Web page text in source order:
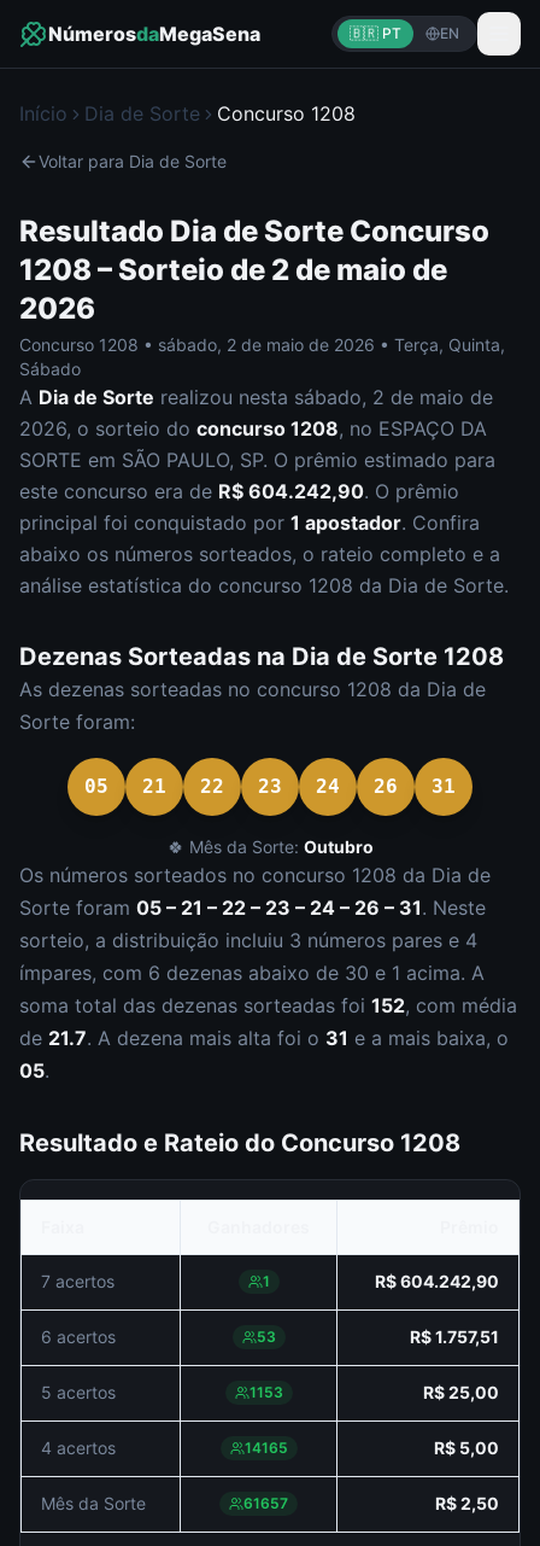
NúmerosdaMegaSena 🇧🇷 PT EN
Início Dia de Sorte Concurso 1208
Voltar para Dia de Sorte
Resultado Dia de Sorte Concurso
1208– Sorteio de 2 de maio de
2026
Concurso 1208 • sábado, 2 de maio de 2026 • Terça, Quinta,
Sábado
A Dia de Sorte realizou nesta sábado, 2 de maio de
2026, o sorteio do concurso 1208, no ESPAÇO DA
SORTE em SÃO PAULO, SP. O prêmio estimado para
este concurso era de R$ 604.242,90. O prêmio
principal foi conquistado por 1 apostador. Confira
abaixo os números sorteados, o rateio completo e a
análise estatística do concurso 1208 da Dia de Sorte.
Dezenas Sorteadas na Dia de Sorte 1208
As dezenas sorteadas no concurso 1208 da Dia de
Sorte foram:
05 21 22 23 24 26 31
🍀 Mês da Sorte: Outubro
Os números sorteados no concurso 1208 da Dia de
Sorte foram 05 – 21 – 22 – 23 – 24 – 26 – 31. Neste
sorteio, a distribuição incluiu 3 números pares e 4
ímpares, com 6 dezenas abaixo de 30 e 1 acima. A
soma total das dezenas sorteadas foi 152, com média
de 21.7. A dezena mais alta foi o 31 e a mais baixa, o
05.
Resultado e Rateio do Concurso 1208
7 acertos 1 R$ 604.242,90
6 acertos 53 R$ 1.757,51
5 acertos 1153 R$ 25,00
4 acertos 14165 R$ 5,00
Mês da Sorte 61657 R$ 2,50